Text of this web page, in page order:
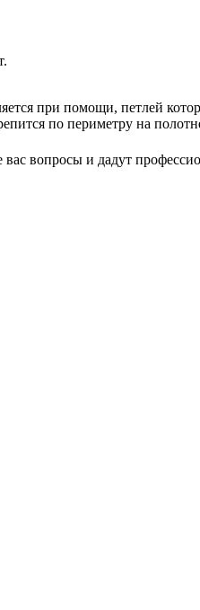
при помощи, петлей
по периметру на
вас вопросы и дадут